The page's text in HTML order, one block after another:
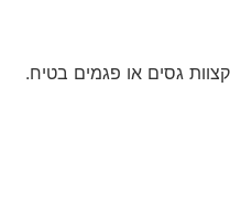
גסים או פגמים בטיח.